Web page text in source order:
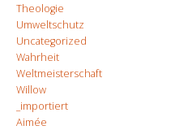
Theologie
Umweltschutz
Uncategorized
Wahrheit
Weltmeisterschaft
Willow
_importiert
Aimée